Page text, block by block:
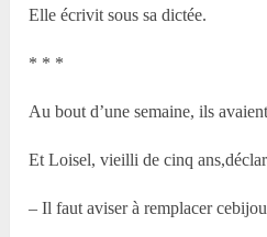
Elle écrivit sous sa dictée.
* * *
Au bout d’une semaine, ils
Et Loisel, vieilli de cinq
– Il faut aviser à remplacer